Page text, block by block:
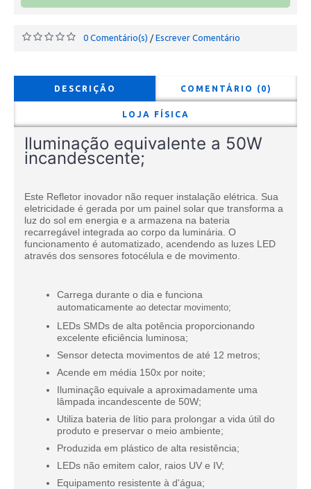
0 Comentário(s) / Escrever Comentário
DESCRIÇÃO COMENTÁRIO (0)
LOJA FÍSICA
Iluminação equivalente a 50W
incandescente;
Este Refletor inovador não requer instalação elétrica. Sua
eletricidade é gerada por um painel solar que transforma a
luz do sol em energia e a armazena na bateria
recarregável integrada ao corpo da luminária. O
funcionamento é automatizado, acendendo as luzes LED
através dos sensores fotocélula e de movimento.
Carrega durante o dia e funciona
automaticamente ao detectar movimento;
LEDs SMDs de alta potência proporcionando
excelente eficiência luminosa;
Sensor detecta movimentos de até 12 metros;
Acende em média 150x por noite;
Iluminação equivale a aproximadamente uma
lâmpada incandescente de 50W;
Utiliza bateria de lítio para prolongar a vida útil do
produto e preservar o meio ambiente;
Produzida em plástico de alta resistência;
LEDs não emitem calor, raios UV e IV;
Equipamento resistente à d'água;